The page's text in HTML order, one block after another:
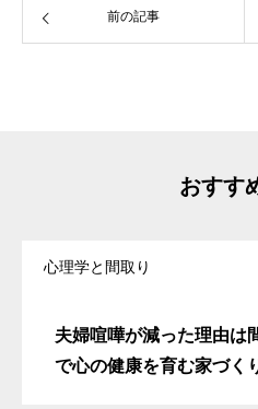
前の記事
おすす
心理学と間取り
夫婦喧嘩が減った理由は
で心の健康を育む家づく